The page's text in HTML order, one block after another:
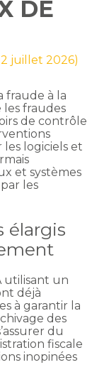
DE
juillet 2026)
fraude à la
les fraudes
de contrôle
les logiciels et
et systèmes
les
élargis
utilisant un
déjà
à garantir la
des
du
fiscale
inopinées